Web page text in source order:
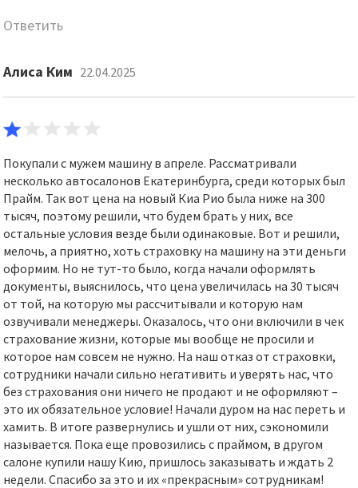
Ответить
Алиса Ким 22.04.2025
Покупали с мужем машину в апреле. Рассматривали
несколько автосалонов Екатеринбурга, среди которых был
Прайм. Так вот цена на новый Киа Рио была ниже на 300
тысяч, поэтому решили, что будем брать у них, все
остальные условия везде были одинаковые. Вот и решили,
мелочь, а приятно, хоть страховку на машину на эти деньги
оформим. Но не тут-то было, когда начали оформлять
документы, выяснилось, что цена увеличилась на 30 тысяч
от той, на которую мы рассчитывали и которую нам
озвучивали менеджеры. Оказалось, что они включили в чек
страхование жизни, которые мы вообще не просили и
которое нам совсем не нужно. На наш отказ от страховки,
сотрудники начали сильно негативить и уверять нас, что
без страхования они ничего не продают и не оформляют –
это их обязательное условие! Начали дуром на нас переть и
хамить. В итоге развернулись и ушли от них, сэкономили
называется. Пока еще провозились с праймом, в другом
салоне купили нашу Кию, пришлось заказывать и ждать 2
недели. Спасибо за это и их «прекрасным» сотрудникам!